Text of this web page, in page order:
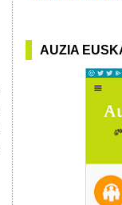
AUZIA